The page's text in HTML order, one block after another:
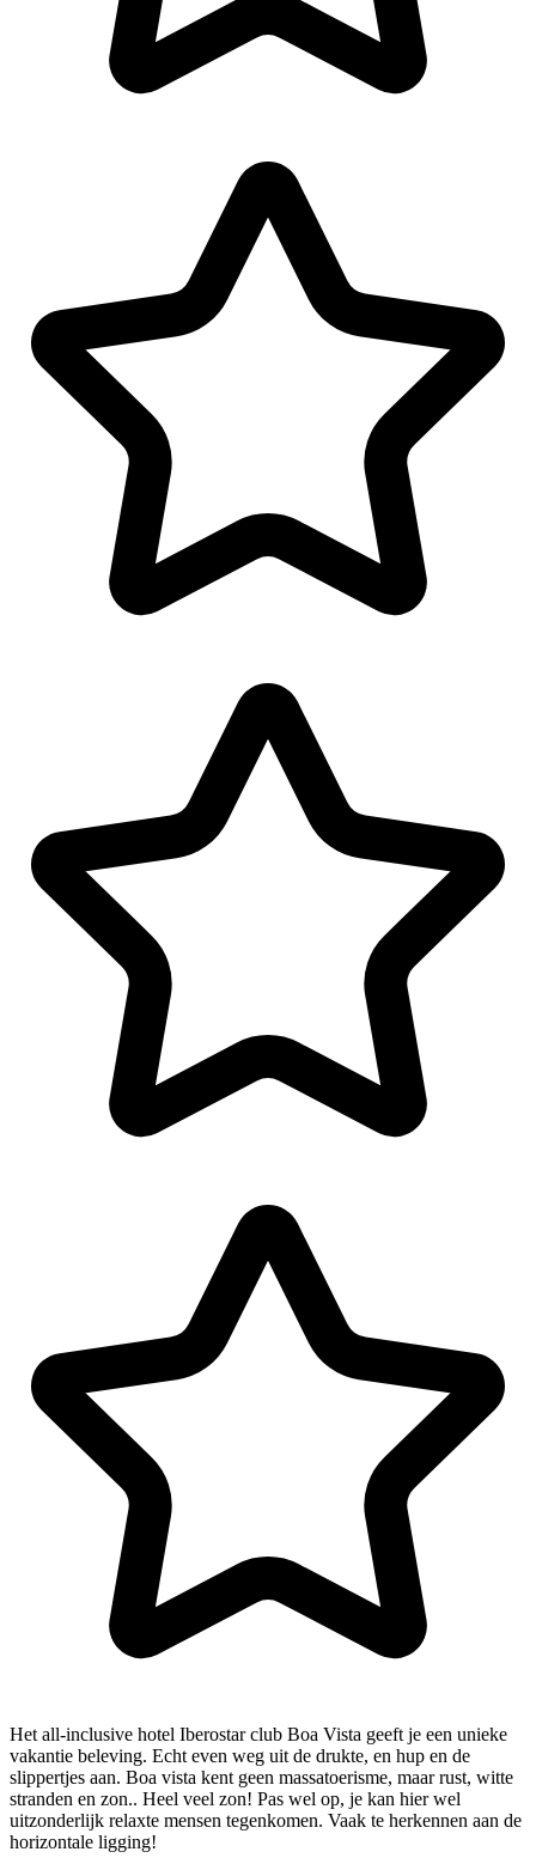
Het all-inclusive hotel Iberostar club Boa Vista geeft je een unieke
vakantie beleving. Echt even weg uit de drukte, en hup en de
slippertjes aan. Boa vista kent geen massatoerisme, maar rust, witte
stranden en zon.. Heel veel zon! Pas wel op, je kan hier wel
uitzonderlijk relaxte mensen tegenkomen. Vaak te herkennen aan de
horizontale ligging!